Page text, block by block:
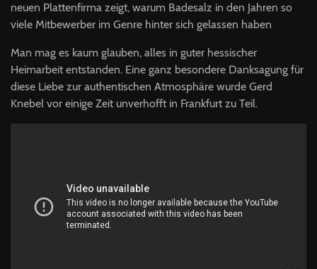
neuen Plattenfirma zeigt, warum Badesalz in den Jahren so
viele Mitbewerber im Genre hinter sich gelassen haben
Man mag es kaum glauben, alles in guter hessischer
Heimarbeit entstanden. Eine ganz besondere Danksagung für
diese Liebe zur authentischen Atmosphäre wurde Gerd
Knebel vor einige Zeit unverhofft in Frankfurt zu Teil.